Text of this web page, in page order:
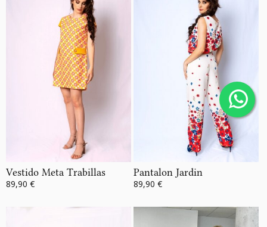
Vestido Meta Trabillas
89,90 €
Pantalon Jardin
89,90 €